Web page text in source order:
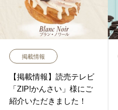
掲載情報
【掲載情報】読売テレビ
「ZIP!かんさい」様にご
紹介いただきました！